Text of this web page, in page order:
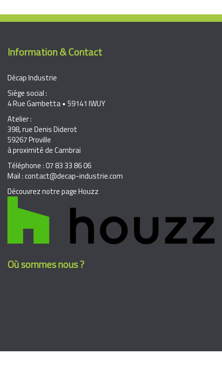
Information & Contact
Décap Industrie
Siège social :
4 Rue Gambetta • 59141 IWUY
Atelier :
398, rue Denis Diderot
59267 Proville
à proximité de Cambrai
Téléphone : 07 83 33 86 06
Mail : contact@decap-industrie.com
Découvrez notre page Houzz
Où sommes nous ?